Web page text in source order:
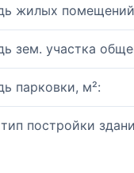
жилых
зем. участка
парковки, м²:
постройки